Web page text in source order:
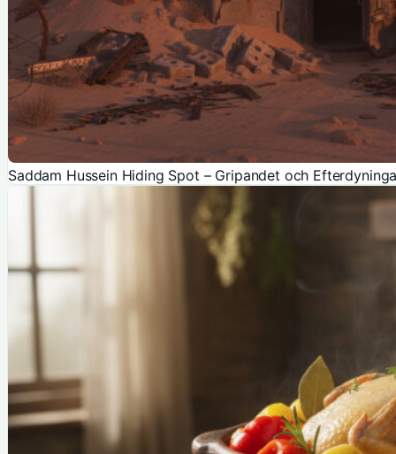
Saddam Hussein Hiding Spot – Gripandet och